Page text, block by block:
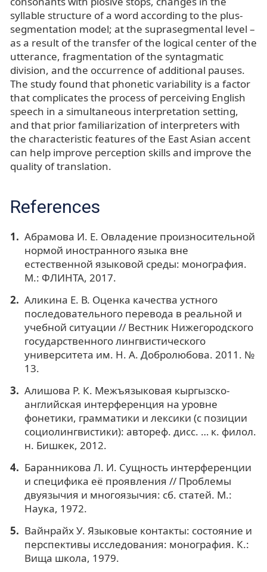
syllable structure of a word according to the plus-
segmentation model; at the suprasegmental level –
as a result of the transfer of the logical center of the
utterance, fragmentation of the syntagmatic
division, and the occurrence of additional pauses.
The study found that phonetic variability is a factor
that complicates the process of perceiving English
speech in a simultaneous interpretation setting,
and that prior familiarization of interpreters with
the characteristic features of the East Asian accent
can help improve perception skills and improve the
quality of translation.
References
Абрамова И. Е. Овладение произносительной
нормой иностранного языка вне
естественной языковой среды: монография.
М.: ФЛИНТА, 2017.
Аликина Е. В. Оценка качества устного
последовательного перевода в реальной и
учебной ситуации // Вестник Нижегородского
государственного лингвистического
университета им. Н. А. Добролюбова. 2011. №
13.
Алишова Р. К. Межъязыковая кыргызско-
английская интерференция на уровне
фонетики, грамматики и лексики (с позиции
социолингвистики): автореф. дисс. … к. филол.
н. Бишкек, 2012.
Баранникова Л. И. Сущность интерференции
и специфика её проявления // Проблемы
двуязычия и многоязычия: сб. статей. М.:
Наука, 1972.
Вайнрайх У. Языковые контакты: состояние и
перспективы исследования: монография. К.:
Вища школа, 1979.